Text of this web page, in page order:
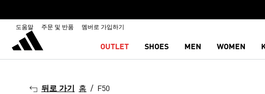
도움말 주문 및 반품 멤버로 가입하기
OUTLET SHOES MEN WOMEN
뒤로 가기 홈 F50